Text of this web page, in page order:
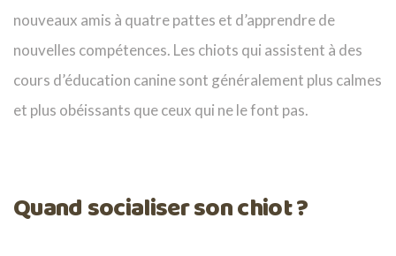
nouveaux amis à quatre pattes et d’apprendre de
nouvelles compétences. Les chiots qui assistent à des
cours d’éducation canine sont généralement plus calmes
et plus obéissants que ceux qui ne le font pas.
Quand socialiser son chiot ?